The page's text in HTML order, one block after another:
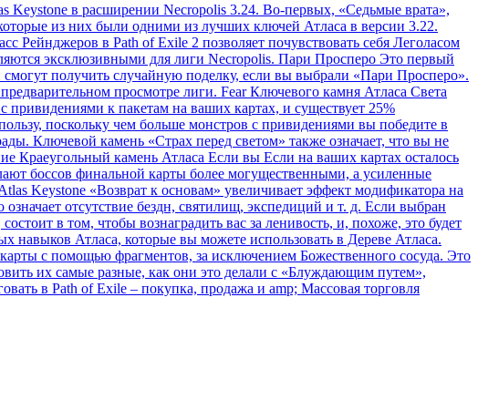
Keystone в расширении Necropolis 3.24. Во-первых, «Седьмые врата»,
из них были одними из лучших ключей Атласа в версии 3.22.
Рейнджеров в Path of Exile 2 позволяет почувствовать себя Леголасом
эксклюзивными для лиги Necropolis. Пари Просперо Это первый
получить случайную поделку, если вы выбрали «Пари Просперо».
просмотре лиги. Fear Ключевого камня Атласа Света
к пакетам на ваших картах, и существует 25%
поскольку чем больше монстров с привидениями вы победите в
Ключевой камень «Страх перед светом» также означает, что вы не
Краеугольный камень Атласа Если вы Если на ваших картах осталось
боссов финальной карты более могущественными, а усиленные
Keystone «Возврат к основам» увеличивает эффект модификатора на
отсутствие бездн, святилищ, экспедиций и т. д. Если выбран
в том, чтобы вознаградить вас за ленивость, и, похоже, это будет
навыков Атласа, которые вы можете использовать в Дереве Атласа.
с помощью фрагментов, за исключением Божественного сосуда. Это
их самые разные, как они это делали с «Блуждающим путем»,
в Path of Exile – покупка, продажа и amp; Массовая торговля